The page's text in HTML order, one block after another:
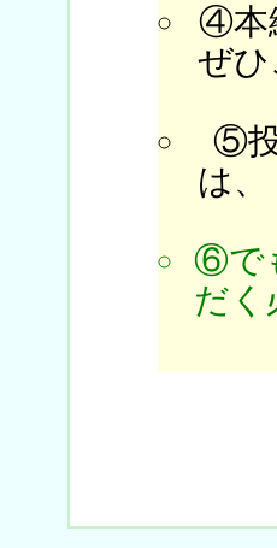
④本
ぜひ
⑤
は、
⑥で
だく